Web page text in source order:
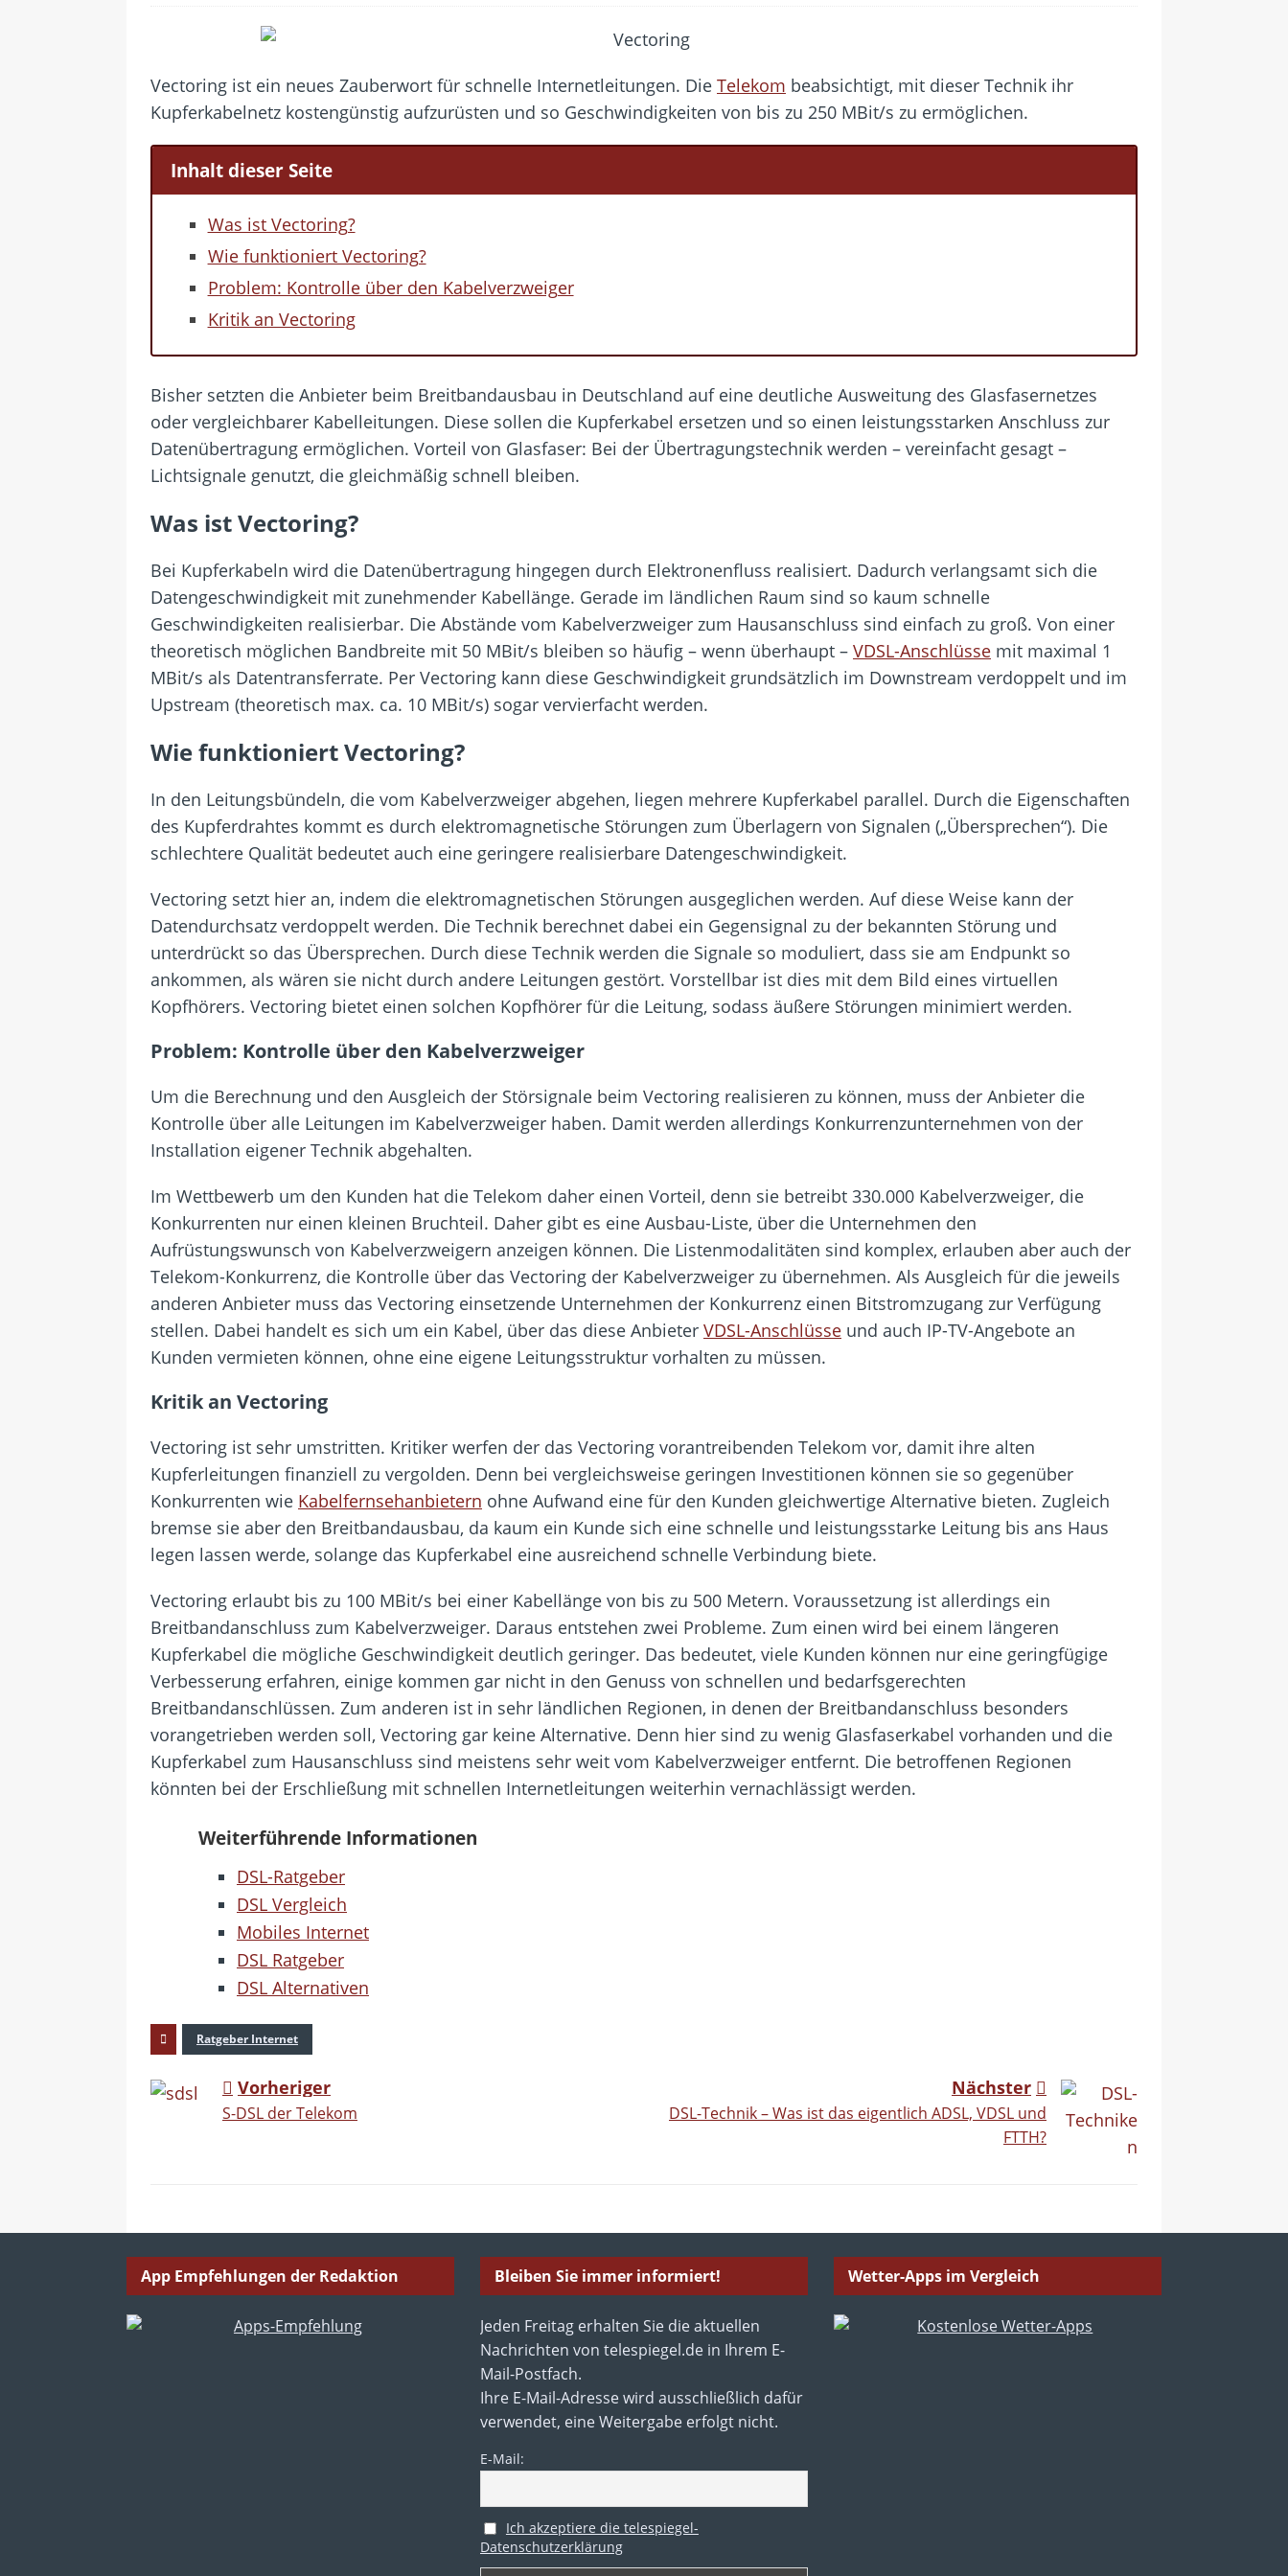
[ 24. Juli 2026 ]
Samsung Galaxy Z Fold 8 & Fold 8 Ultra – Das sind die neuen Modelle
Wichtiges BGH-Urteil – Verbraucherrechte bei Online-Kündigung gestärkt
Vectoring ist ein neues Zauberwort für schnelle Internetleitungen. Die Telekom beabsichtigt, mit dieser Technik ihr
Kupferkabelnetz kostengünstig aufzurüsten und so Geschwindigkeiten von bis zu 250 MBit/s zu ermöglichen.
Inhalt dieser Seite
Was ist Vectoring?
Wie funktioniert Vectoring?
Problem: Kontrolle über den Kabelverzweiger
Kritik an Vectoring
Bisher setzten die Anbieter beim Breitbandausbau in Deutschland auf eine deutliche Ausweitung des Glasfasernetzes
oder vergleichbarer Kabelleitungen. Diese sollen die Kupferkabel ersetzen und so einen leistungsstarken Anschluss zur
Datenübertragung ermöglichen. Vorteil von Glasfaser: Bei der Übertragungstechnik werden – vereinfacht gesagt –
Lichtsignale genutzt, die gleichmäßig schnell bleiben.
Was ist Vectoring?
Bei Kupferkabeln wird die Datenübertragung hingegen durch Elektronenfluss realisiert. Dadurch verlangsamt sich die
Datengeschwindigkeit mit zunehmender Kabellänge. Gerade im ländlichen Raum sind so kaum schnelle
Geschwindigkeiten realisierbar. Die Abstände vom Kabelverzweiger zum Hausanschluss sind einfach zu groß. Von einer
theoretisch möglichen Bandbreite mit 50 MBit/s bleiben so häufig – wenn überhaupt – VDSL-Anschlüsse mit maximal 1
MBit/s als Datentransferrate. Per Vectoring kann diese Geschwindigkeit grundsätzlich im Downstream verdoppelt und im
Upstream (theoretisch max. ca. 10 MBit/s) sogar vervierfacht werden.
Wie funktioniert Vectoring?
In den Leitungsbündeln, die vom Kabelverzweiger abgehen, liegen mehrere Kupferkabel parallel. Durch die Eigenschaften
des Kupferdrahtes kommt es durch elektromagnetische Störungen zum Überlagern von Signalen („Übersprechen“). Die
schlechtere Qualität bedeutet auch eine geringere realisierbare Datengeschwindigkeit.
Vectoring setzt hier an, indem die elektromagnetischen Störungen ausgeglichen werden. Auf diese Weise kann der
Datendurchsatz verdoppelt werden. Die Technik berechnet dabei ein Gegensignal zu der bekannten Störung und
unterdrückt so das Übersprechen. Durch diese Technik werden die Signale so moduliert, dass sie am Endpunkt so
ankommen, als wären sie nicht durch andere Leitungen gestört. Vorstellbar ist dies mit dem Bild eines virtuellen
Kopfhörers. Vectoring bietet einen solchen Kopfhörer für die Leitung, sodass äußere Störungen minimiert werden.
Problem: Kontrolle über den Kabelverzweiger
Um die Berechnung und den Ausgleich der Störsignale beim Vectoring realisieren zu können, muss der Anbieter die
Kontrolle über alle Leitungen im Kabelverzweiger haben. Damit werden allerdings Konkurrenzunternehmen von der
Installation eigener Technik abgehalten.
Im Wettbewerb um den Kunden hat die Telekom daher einen Vorteil, denn sie betreibt 330.000 Kabelverzweiger, die
Konkurrenten nur einen kleinen Bruchteil. Daher gibt es eine Ausbau-Liste, über die Unternehmen den
Aufrüstungswunsch von Kabelverzweigern anzeigen können. Die Listenmodalitäten sind komplex, erlauben aber auch der
Telekom-Konkurrenz, die Kontrolle über das Vectoring der Kabelverzweiger zu übernehmen. Als Ausgleich für die jeweils
anderen Anbieter muss das Vectoring einsetzende Unternehmen der Konkurrenz einen Bitstromzugang zur Verfügung
stellen. Dabei handelt es sich um ein Kabel, über das diese Anbieter VDSL-Anschlüsse und auch IP-TV-Angebote an
Kunden vermieten können, ohne eine eigene Leitungsstruktur vorhalten zu müssen.
Kritik an Vectoring
Vectoring ist sehr umstritten. Kritiker werfen der das Vectoring vorantreibenden Telekom vor, damit ihre alten
Kupferleitungen finanziell zu vergolden. Denn bei vergleichsweise geringen Investitionen können sie so gegenüber
Konkurrenten wie Kabelfernsehanbietern ohne Aufwand eine für den Kunden gleichwertige Alternative bieten. Zugleich
bremse sie aber den Breitbandausbau, da kaum ein Kunde sich eine schnelle und leistungsstarke Leitung bis ans Haus
legen lassen werde, solange das Kupferkabel eine ausreichend schnelle Verbindung biete.
Vectoring erlaubt bis zu 100 MBit/s bei einer Kabellänge von bis zu 500 Metern. Voraussetzung ist allerdings ein
Breitbandanschluss zum Kabelverzweiger. Daraus entstehen zwei Probleme. Zum einen wird bei einem längeren
Kupferkabel die mögliche Geschwindigkeit deutlich geringer. Das bedeutet, viele Kunden können nur eine geringfügige
Verbesserung erfahren, einige kommen gar nicht in den Genuss von schnellen und bedarfsgerechten
Breitbandanschlüssen. Zum anderen ist in sehr ländlichen Regionen, in denen der Breitbandanschluss besonders
vorangetrieben werden soll, Vectoring gar keine Alternative. Denn hier sind zu wenig Glasfaserkabel vorhanden und die
Kupferkabel zum Hausanschluss sind meistens sehr weit vom Kabelverzweiger entfernt. Die betroffenen Regionen
könnten bei der Erschließung mit schnellen Internetleitungen weiterhin vernachlässigt werden.
Weiterführende Informationen
DSL-Ratgeber
DSL Vergleich
Mobiles Internet
DSL Ratgeber
DSL Alternativen
Ratgeber Internet
Vorheriger
S-DSL der Telekom
Nächster
DSL-Technik – Was ist das eigentlich ADSL, VDSL und
FTTH?
App Empfehlungen der Redaktion Bleiben Sie immer informiert!
Jeden Freitag erhalten Sie die aktuellen
Nachrichten von telespiegel.de in Ihrem E-
Mail-Postfach.
Ihre E-Mail-Adresse wird ausschließlich dafür
verwendet, eine Weitergabe erfolgt nicht.
E-Mail:
Ich akzeptiere die telespiegel-
Datenschutzerklärung
Wetter-Apps im Vergleich